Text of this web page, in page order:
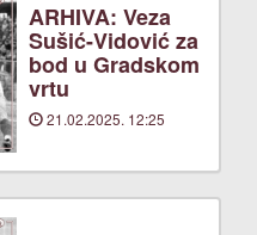
ARHIVA: Veza
Sušić-Vidović za
bod u Gradskom
vrtu
21.02.2025. 12:25